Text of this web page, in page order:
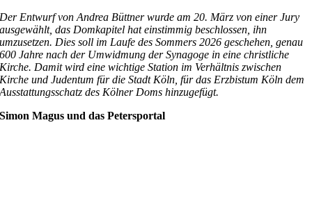
Der Entwurf von Andrea Büttner wurde am 20. März von einer Jury
ausgewählt, das Domkapitel hat einstimmig beschlossen, ihn
umzusetzen. Dies soll im Laufe des Sommers 2026 geschehen, genau
600 Jahre nach der Umwidmung der Synagoge in eine christliche
Kirche. Damit wird eine wichtige Station im Verhältnis zwischen
Kirche und Judentum für die Stadt Köln, für das Erzbistum Köln dem
Ausstattungsschatz des Kölner Doms hinzugefügt.
Simon Magus und das Petersportal